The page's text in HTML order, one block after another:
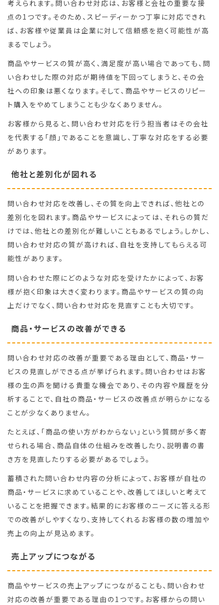
考えられます。問い合わせ対応は、お客様と会社の重要な接
点の1つです。そのため、スピーディーかつ丁寧に対応できれ
ば、お客様や従業員は企業に対して信頼感を抱く可能性が高
まるでしょう。
商品やサービスの質が高く、満足度が高い場合であっても、問
い合わせした際の対応が期待値を下回ってしまうと、その会
社への印象は悪くなります。そして、商品やサービスのリピー
ト購入をやめてしまうことも少なくありません。
お客様から見ると、問い合わせ対応を行う担当者はその会社
を代表する「顔」であることを意識し、丁寧な対応をする必要
があります。
他社と差別化が図れる
問い合わせ対応を改善し、その質を向上できれば、他社との
差別化を図れます。商品やサービスによっては、それらの質だ
けでは、他社との差別化が難しいこともあるでしょう。しかし、
問い合わせ対応の質が高ければ、自社を支持してもらえる可
能性があります。
問い合わせた際にどのような対応を受けたかによって、お客
様が抱く印象は大きく変わります。商品やサービスの質の向
上だけでなく、問い合わせ対応を見直すことも大切です。
商品・サービスの改善ができる
問い合わせ対応の改善が重要である理由として、商品・サー
ビスの見直しができる点が挙げられます。問い合わせはお客
様の生の声を聞ける貴重な機会であり、その内容や履歴を分
析することで、自社の商品・サービスの改善点が明らかになる
ことが少なくありません。
たとえば、「商品の使い方がわからない」という質問が多く寄
せられる場合、商品自体の仕組みを改善したり、説明書の書
き方を見直したりする必要があるでしょう。
蓄積された問い合わせ内容の分析によって、お客様が自社の
商品・サービスに求めていることや、改善してほしいと考えて
いることを把握できます。結果的にお客様のニーズに答える形
での改善がしやすくなり、支持してくれるお客様の数の増加や
売上の向上が見込めます。
売上アップにつながる
商品やサービスの売上アップにつながることも、問い合わせ
対応の改善が重要である理由の1つです。お客様からの問い